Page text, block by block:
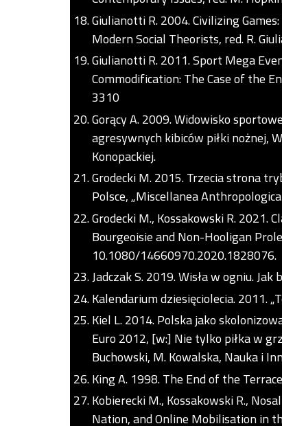
Giulianotti R. 2004. Civilizing
Modern Social Theorists, red. R.
Giulianotti R. 2011. Sport Mega
Commodification: The Case of the
3310
Gorący A. 2009. Widowisko
agresywnych kibiców piłki nożnej,
Konopackiej.
Grodecki M. 2015. Trzecia strona
Polsce, „Miscellanea
Grodecki M., Kossakowski R. 2021.
Bourgeoisie and Non-Hooligan
10.1080/14660970.2020.1828076.
Jadczak S. 2019. Wisła w ogniu.
Kalendarium dziesięciolecia. 2011.
Kiel L. 2014. Polska jako
Euro 2012, [w:] Nie tylko piłka w
Buchowski, M. Kowalska, Nauka i
King A. 1998. The End of the
Kobierecki M., Kossakowski R.,
Nation, and Online Mobilisation in